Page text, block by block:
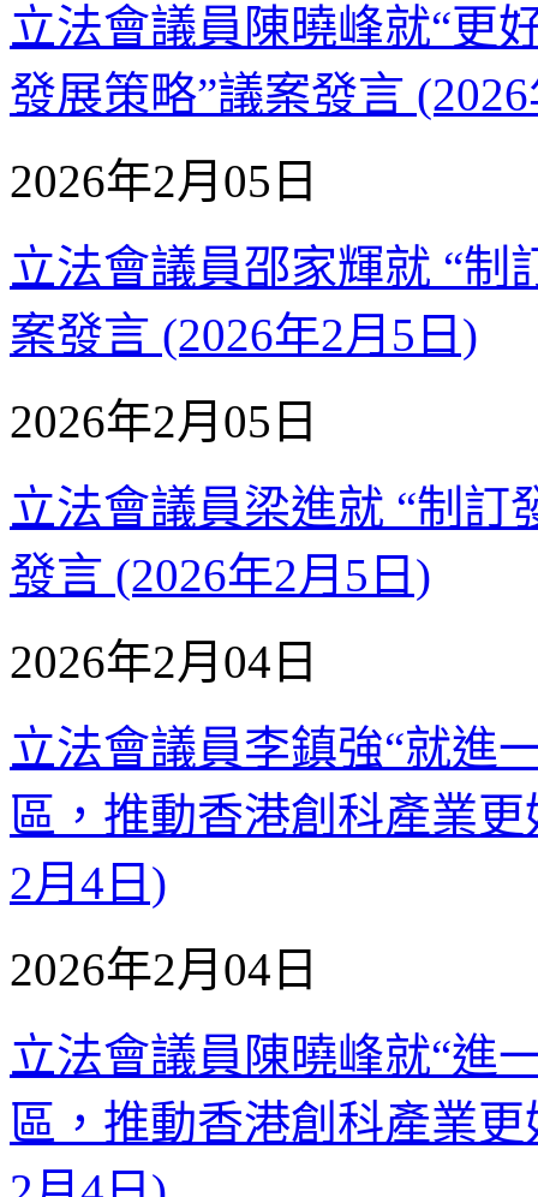
立法會議員陳曉峰就“更
發展策略”議案發言
2026年2月05日
立法會議員邵家輝就 “制
案發言 (2026年2月5日)
2026年2月05日
立法會議員梁進就 “制訂
發言 (2026年2月5日)
2026年2月04日
立法會議員李鎮強“就進
區，推動香港創科產業
2月4日)
2026年2月04日
立法會議員陳曉峰就“進
區，推動香港創科產業